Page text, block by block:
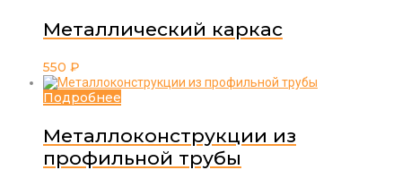
Металлический каркас
550 ₽
Подробнее
Металлоконструкции из
профильной трубы